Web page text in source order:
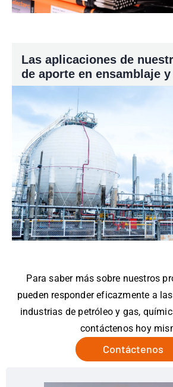
Las aplicaciones de
de aporte en ensamblaje
Para saber más sobre nuestros
pueden responder eficazmente a
industrias de petróleo y gas,
contáctenos hoy
Contáctenos